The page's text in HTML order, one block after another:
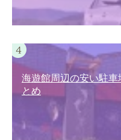
海遊館周辺の安い駐車
とめ